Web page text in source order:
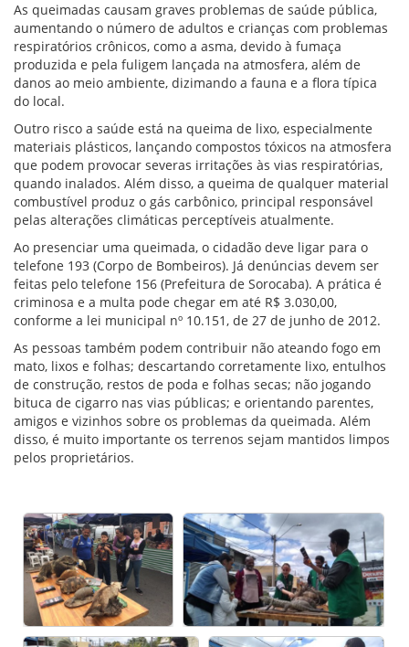
As queimadas causam graves problemas de saúde pública,
aumentando o número de adultos e crianças com problemas
respiratórios crônicos, como a asma, devido à fumaça
produzida e pela fuligem lançada na atmosfera, além de
danos ao meio ambiente, dizimando a fauna e a flora típica
do local.
Outro risco a saúde está na queima de lixo, especialmente
materiais plásticos, lançando compostos tóxicos na atmosfera
que podem provocar severas irritações às vias respiratórias,
quando inalados. Além disso, a queima de qualquer material
combustível produz o gás carbônico, principal responsável
pelas alterações climáticas perceptíveis atualmente.
Ao presenciar uma queimada, o cidadão deve ligar para o
telefone 193 (Corpo de Bombeiros). Já denúncias devem ser
feitas pelo telefone 156 (Prefeitura de Sorocaba). A prática é
criminosa e a multa pode chegar em até R$ 3.030,00,
conforme a lei municipal nº 10.151, de 27 de junho de 2012.
As pessoas também podem contribuir não ateando fogo em
mato, lixos e folhas; descartando corretamente lixo, entulhos
de construção, restos de poda e folhas secas; não jogando
bituca de cigarro nas vias públicas; e orientando parentes,
amigos e vizinhos sobre os problemas da queimada. Além
disso, é muito importante os terrenos sejam mantidos limpos
pelos proprietários.